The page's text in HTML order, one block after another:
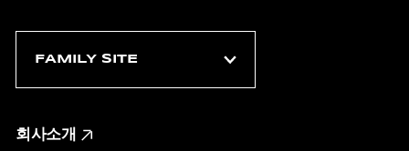
회사소개